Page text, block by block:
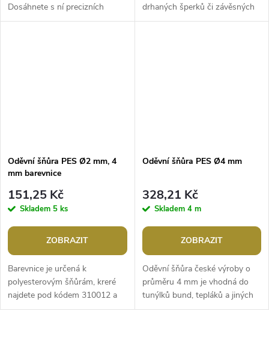
Dosáhnete s ní precizních
výsledků. Její konce dobře drží,
drhaných šperků či závěsných
šňůrek např. na mobil. Lze ji
Oděvní šňůra PES Ø2 mm, 4
mm barevnice
151,25 Kč
Skladem 5 ks
ZOBRAZIT
Barevnice je určená k
polyesterovým šňůrám, kreré
najdete pod kódem 310012 a
310006.Rozměry: 16 x 19,5 cm
Oděvní šňůra PES Ø4 mm
328,21 Kč
Skladem 4 m
ZOBRAZIT
Oděvní šňůra české výroby o
průměru 4 mm je vhodná do
tunýlků bund, tepláků a jiných
oděvů. Lze ji využít také jako